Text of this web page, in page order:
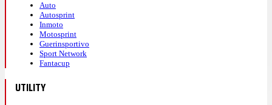
Auto
Autosprint
Inmoto
Motosprint
Guerinsportivo
Sport Network
Fantacup
UTILITY